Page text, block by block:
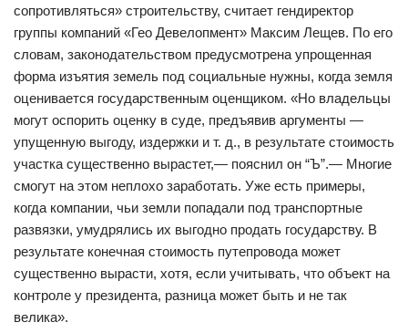
сопротивляться» строительству, считает гендиректор
группы компаний «Гео Девелопмент» Максим Лещев. По его
словам, законодательством предусмотрена упрощенная
форма изъятия земель под социальные нужны, когда земля
оценивается государственным оценщиком. «Но владельцы
могут оспорить оценку в суде, предъявив аргументы —
упущенную выгоду, издержки и т. д., в результате стоимость
участка существенно вырастет,— пояснил он “Ъ”.— Многие
смогут на этом неплохо заработать. Уже есть примеры,
когда компании, чьи земли попадали под транспортные
развязки, умудрялись их выгодно продать государству. В
результате конечная стоимость путепровода может
существенно вырасти, хотя, если учитывать, что объект на
контроле у президента, разница может быть и не так
велика».